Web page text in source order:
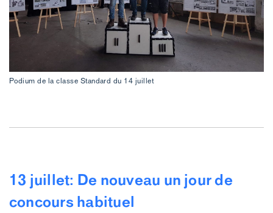
Podium de la classe Standard du 14 juillet
13 juillet: De nouveau un jour de
concours habituel